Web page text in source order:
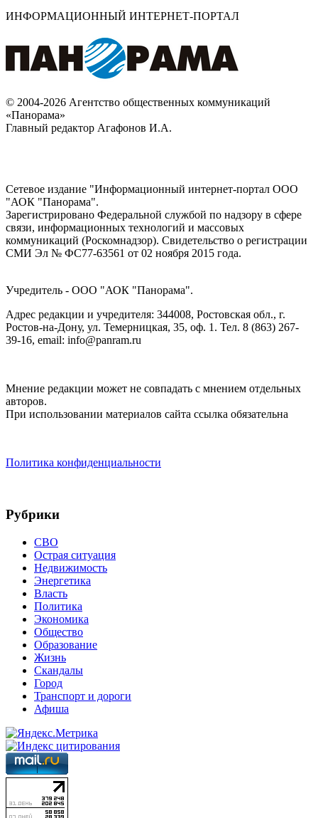
ИНФОРМАЦИОННЫЙ ИНТЕРНЕТ-ПОРТАЛ
© 2004-2026 Агентство общественных коммуникаций
«Панорама»
Главный редактор Агафонов И.А.
Сетевое издание "Информационный интернет-портал ООО
"АОК "Панорама".
Зарегистрировано Федеральной службой по надзору в сфере
связи, информационных технологий и массовых
коммуникаций (Роскомнадзор). Cвидетельство о регистрации
СМИ Эл № ФС77-63561 от 02 ноября 2015 года.
Учредитель - ООО "АОК "Панорама".
Адрес редакции и учредителя: 344008, Ростовская обл., г.
Ростов-на-Дону, ул. Темерницкая, 35, оф. 1. Тел. 8 (863) 267-
39-16, email: info@panram.ru
Мнение редакции может не совпадать с мнением отдельных
авторов.
При использовании материалов сайта ссылка обязательна
Политика конфиденциальности
Рубрики
СВО
Острая ситуация
Недвижимость
Энергетика
Власть
Политика
Экономика
Общество
Образование
Жизнь
Скандалы
Город
Транспорт и дороги
Афиша